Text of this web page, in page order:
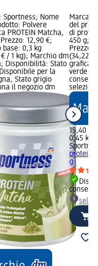
Sportness; Nome
Polvere
PROTEIN Matcha,
12,90 €;
base: 0,3 kg
€ / 1 kg); Marchio dm
Disponibilità: Stato
per la
Stato grigio
il negozio dm
Marca:
del
di
450 g;
Prezzo
(34,22 €
grafica;
verde
15,40 €
0,45 kg
g